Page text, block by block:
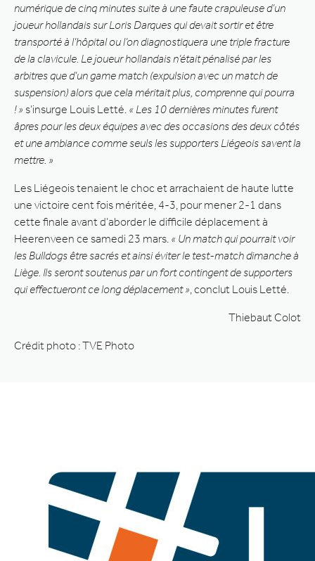
numérique de cinq minutes suite à une faute crapuleuse d’un
joueur hollandais sur Loris Darques qui devait sortir et être
transporté à l’hôpital ou l’on diagnostiquera une triple fracture
de la clavicule. Le joueur hollandais n’était pénalisé par les
arbitres que d’un game match (expulsion avec un match de
suspension) alors que cela méritait plus, comprenne qui pourra
! » s’insurge Louis Letté. « Les 10 dernières minutes furent
âpres pour les deux équipes avec des occasions des deux côtés
et une ambiance comme seuls les supporters Liégeois savent la
mettre. »
Les Liégeois tenaient le choc et arrachaient de haute lutte
une victoire cent fois méritée, 4-3, pour mener 2-1 dans
cette finale avant d’aborder le difficile déplacement à
Heerenveen ce samedi 23 mars. « Un match qui pourrait voir
les Bulldogs être sacrés et ainsi éviter le test-match dimanche à
Liège. Ils seront soutenus par un fort contingent de supporters
qui effectueront ce long déplacement » , conclut Louis Letté.
Thiebaut Colot
Crédit photo : TVE Photo